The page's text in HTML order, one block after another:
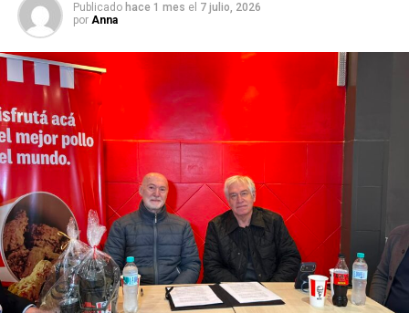
Publicado hace 1 mes el 7 julio, 2026
por Anna